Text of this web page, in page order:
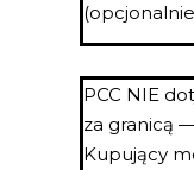
PCC NIE
za granicą
Kupujący